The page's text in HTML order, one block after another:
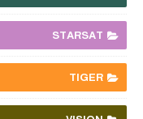
STARSAT
TIGER